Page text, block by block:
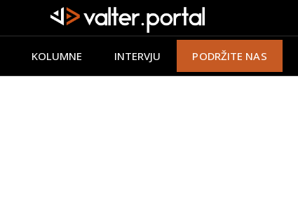
KOLUMNE INTERVJU PODRŽITE NAS